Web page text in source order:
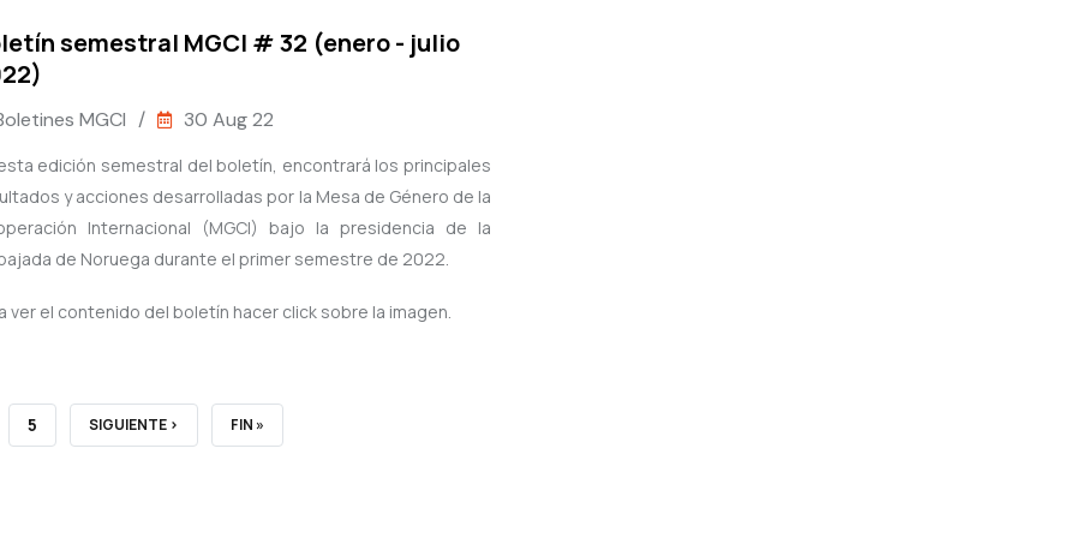
semestral MGCI # 32 (enero - julio
MGCI / 30 Aug 22
edición semestral del boletín, encontrará los principales
y acciones desarrolladas por la Mesa de Género de la
Internacional (MGCI) bajo la presidencia de la
de Noruega durante el primer semestre de 2022.
ver el contenido del boletín hacer click sobre la imagen.
PAGE
5
NEXT
SIGUIENTE ›
LAST
FIN »